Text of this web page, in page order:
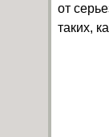
от
таких,